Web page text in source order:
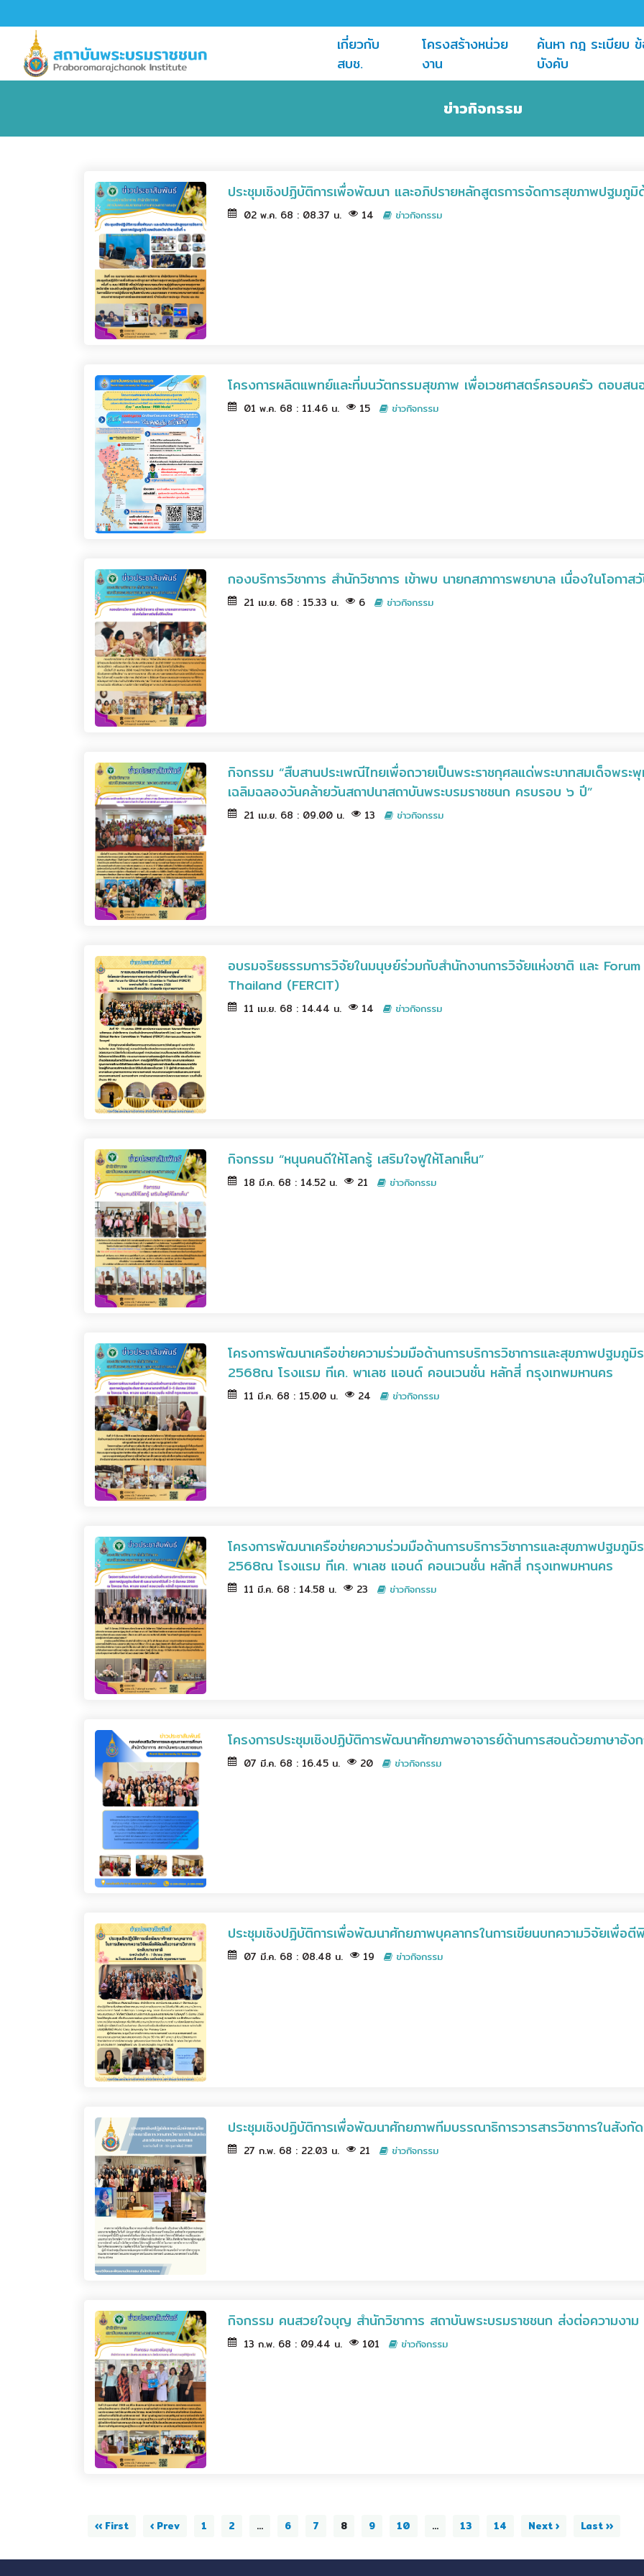
เกี่ยวกับ
สบช.
โครงสร้างหน่วย
งาน(current)
ค้นหา กฎ ระเบียบ
บังคับ(current)
ข่าวกิจกรรม
ประชุมเชิงปฏิบัติการเพื่อพัฒนา และอภิปรายหลักสูตรการจัดการสุขภาพปฐมภู
02 พ.ค. 68 : 08.37 น. 14 ข่าวกิจกรรม
โครงการผลิตแพทย์และที่มนวัตกรรมสุขภาพ เพื่อเวชศาสตร์ครอบครัว ตอบส
01 พ.ค. 68 : 11.46 น. 15 ข่าวกิจกรรม
กองบริการวิชาการ สำนักวิชาการ เข้าพบ นายกสภาการพยาบาล เนื่องในโอกาส
21 เม.ย. 68 : 15.33 น. 6 ข่าวกิจกรรม
กิจกรรม “สืบสานประเพณีไทยเพื่อถวายเป็นพระราชกุศลแด่พระบาทสมเด็จพร
เฉลิมฉลองวันคล้ายวันสถาปนาสถาบันพระบรมราชชนก ครบรอบ ๖ ปี”
21 เม.ย. 68 : 09.00 น. 13 ข่าวกิจกรรม
อบรมจริยธรรมการวิจัยในมนุษย์ร่วมกับสำนักงานการวิจัยแห่งชาติ และ
Thailand (FERCIT)
11 เม.ย. 68 : 14.44 น. 14 ข่าวกิจกรรม
กิจกรรม “หนุนคนดีให้โลกรู้ เสริมใจฟูให้โลกเห็น”
18 มี.ค. 68 : 14.52 น. 21 ข่าวกิจกรรม
โครงการพัฒนาเครือข่ายความร่วมมือด้านการบริการวิชาการและสุขภาพปฐมภู
2568ณ โรงแรม ทีเค. พาเลซ แอนด์ คอนเวนชั่น หลักสี่ กรุงเทพมหานคร
11 มี.ค. 68 : 15.00 น. 24 ข่าวกิจกรรม
โครงการพัฒนาเครือข่ายความร่วมมือด้านการบริการวิชาการและสุขภาพปฐมภู
2568ณ โรงแรม ทีเค. พาเลซ แอนด์ คอนเวนชั่น หลักสี่ กรุงเทพมหานคร
11 มี.ค. 68 : 14.58 น. 23 ข่าวกิจกรรม
โครงการประชุมเชิงปฏิบัติการพัฒนาศักยภาพอาจารย์ด้านการสอนด้วยภาษาอัง
07 มี.ค. 68 : 16.45 น. 20 ข่าวกิจกรรม
ประชุมเชิงปฏิบัติการเพื่อพัฒนาศักยภาพบุคลากรในการเขียนบทความวิจัยเพื่อตี
07 มี.ค. 68 : 08.48 น. 19 ข่าวกิจกรรม
ประชุมเชิงปฏิบัติการเพื่อพัฒนาศักยภาพทีมบรรณาธิการวารสารวิชาการในสังกั
27 ก.พ. 68 : 22.03 น. 21 ข่าวกิจกรรม
กิจกรรม คนสวยใจบุญ สำนักวิชาการ สถาบันพระบรมราชชนก ส่งต่อความงาม
13 ก.พ. 68 : 09.44 น. 101 ข่าวกิจกรรม
‹‹ First ‹ Prev 1 2 ... 6 7 8 9 10 ... 13 14 Next › Last ››